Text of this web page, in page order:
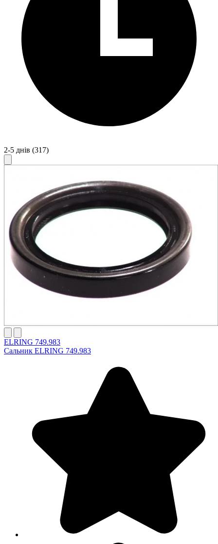
2-5 днів (317)
ELRING 749.983
Сальник ELRING 749.983